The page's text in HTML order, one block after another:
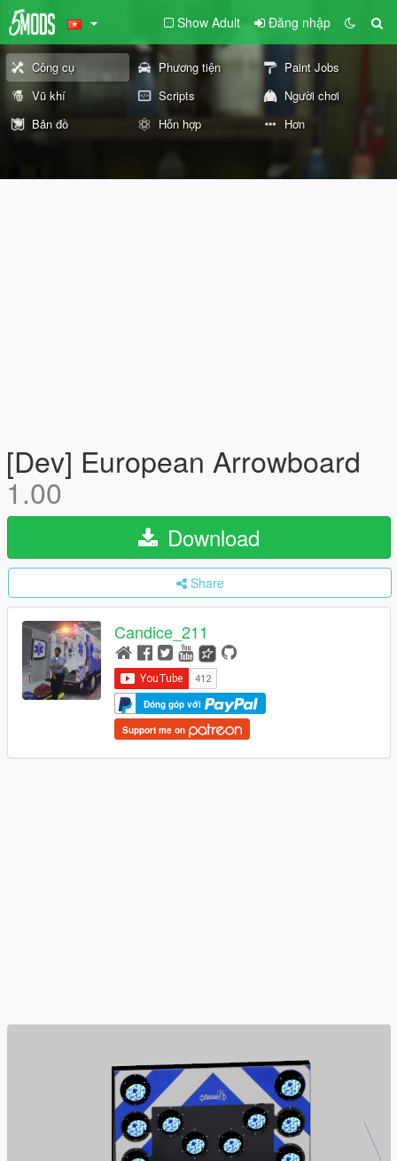
Show Adult Đăng nhập
Công cụ Phương tiện
Paint Jobs
Vũ khí
Scripts
Người chơi
Bản đồ
Hỗn hợp Hơn
[Dev] European Arrowboard
1.00
Download
Share
Candice_211
Đóng góp với
Support me on